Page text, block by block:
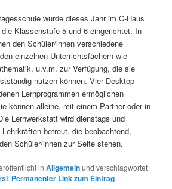
wurde dieses Jahr im C-Haus
Klassenstufe 5 und 6 eingerichtet. In
den Schüler/innen verschiedene
einzelnen Unterrichtsfächern wie
u.v.m. zur Verfügung, die sie
nutzen können. Vier Desktop-
Lernprogrammen ermöglichen
können alleine, mit einem Partner oder in
Lernwerkstatt wird dienstags und
betreut, die beobachtend,
Schüler/innen zur Seite stehen.
inAllgemeinund verschlagwortet
. Permanenter Link zum Eintrag.